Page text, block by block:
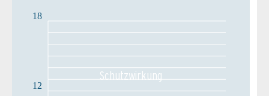
12
18
Schutz­wirkung